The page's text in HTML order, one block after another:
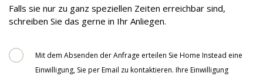
erreichen?
Falls sie nur zu ganz speziellen Zeiten erreichbar sind,
schreiben Sie das gerne in Ihr Anliegen.
ConsentMit dem Absenden der Anfrage erteilen Sie Home Instead eine
Einwilligung, Sie per Email zu kontaktieren. Ihre Einwilligung